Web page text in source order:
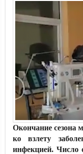
Окончание сезона
ко взлету
инфекцией. Число